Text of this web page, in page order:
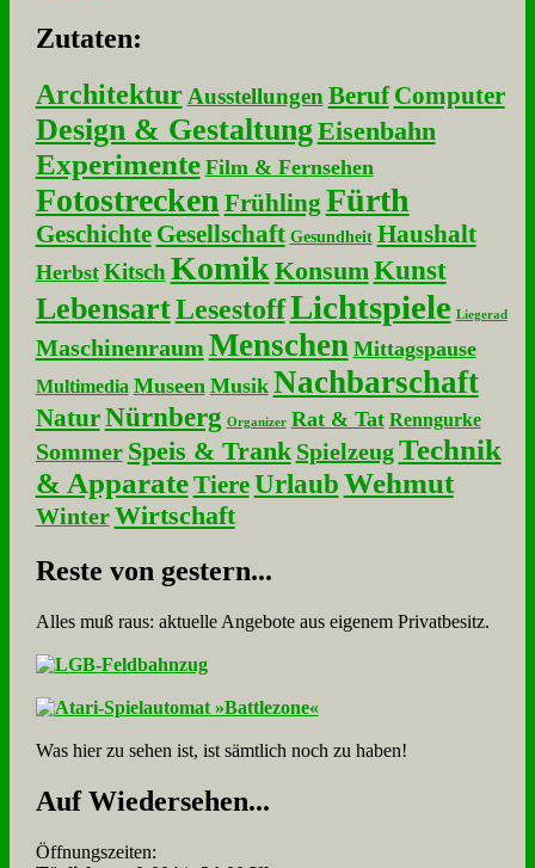
Zu­ta­ten:
Architektur Ausstellungen Beruf Computer
Design & GestaltungEisenbahn
Experimente Film & Fernsehen
Fotostrecken Frühling Fürth
Geschichte Gesellschaft Gesundheit Haushalt
Herbst Kitsch Komik KonsumKunst
LebensartLesestoffLichtspiele Liegerad
Maschinenraum Menschen Mittagspause
Multimedia Museen Musik Nachbarschaft
NaturNürnberg Organizer Rat & Tat Renngurke
Sommer Speis & Trank Spielzeug Technik
& Apparate Tiere UrlaubWehmut
Winter Wirtschaft
Re­ste von ge­stern...
Alles muß raus: aktuelle An­ge­bo­te aus eigenem Privatbesitz.
Was hier zu sehen ist, ist sämt­lich noch zu haben!
Auf Wie­der­se­hen...
Öffnungszeiten: